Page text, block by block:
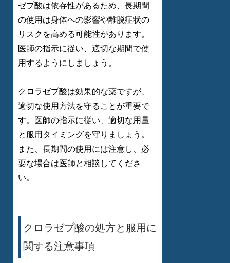
ゼプ酸は依存性があるため、長期間
の使用は身体への影響や離脱症状の
リスクを高める可能性があります。
医師の指示に従い、適切な期間で使
用するようにしましょう。
クロラゼプ酸は効果的な薬ですが、
適切な使用方法を守ることが重要で
す。医師の指示に従い、適切な用量
と服用タイミングを守りましょう。
また、長期間の使用には注意し、必
要な場合は医師と相談してくださ
い。
クロラゼプ酸の処方と服用に
関する注意事項